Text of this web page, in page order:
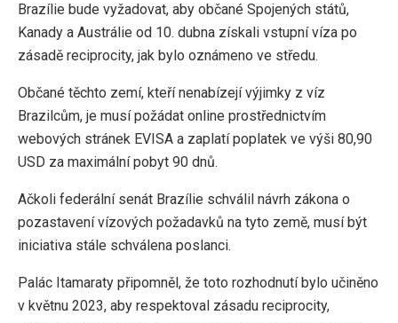
Brazílie bude vyžadovat, aby občané Spojených států,
Kanady a Austrálie od 10. dubna získali vstupní víza po
zásadě reciprocity, jak bylo oznámeno ve středu.
Občané těchto zemí, kteří nenabízejí výjimky z víz
Brazilcům, je musí požádat online prostřednictvím
webových stránek EVISA a zaplatí poplatek ve výši 80,90
USD za maximální pobyt 90 dnů.
Ačkoli federální senát Brazílie schválil návrh zákona o
pozastavení vízových požadavků na tyto země, musí být
iniciativa stále schválena poslanci.
Palác Itamaraty připomněl, že toto rozhodnutí bylo učiněno
v květnu 2023, aby respektoval zásadu reciprocity,